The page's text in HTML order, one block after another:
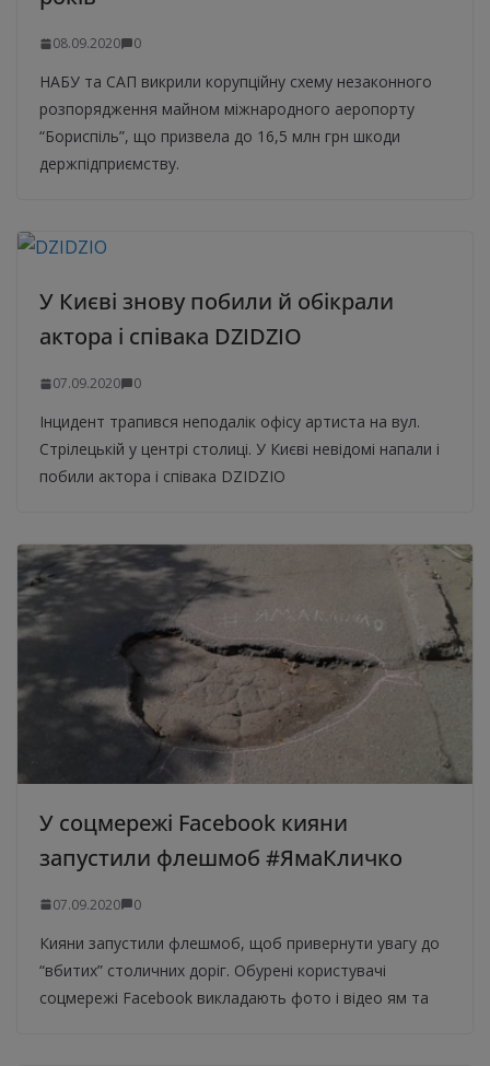
08.09.2020 0
НАБУ та САП викрили корупційну схему незаконного
розпорядження майном міжнародного аеропорту
“Бориспіль”, що призвела до 16,5 млн грн шкоди
держпідприємству.
У Києві знову побили й обікрали
актора і співака DZIDZIO
07.09.2020 0
Інцидент трапився неподалік офісу артиста на вул.
Стрілецькій у центрі столиці. У Києві невідомі напали і
побили актора і співака DZIDZIO
У соцмережі Facebook кияни
запустили флешмоб #ЯмаКличко
07.09.2020 0
Кияни запустили флешмоб, щоб привернути увагу до
“вбитих” столичних доріг. Обурені користувачі
соцмережі Facebook викладають фото і відео ям та